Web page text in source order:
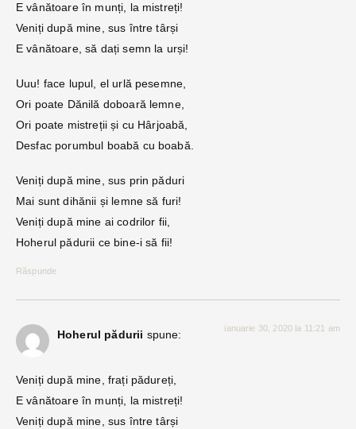
E vânătoare în munți, la mistreți!
Veniți după mine, sus între târși
E vânătoare, să dați semn la urși!
Uuu! face lupul, el urlă pesemne,
Ori poate Dănilă doboară lemne,
Ori poate mistreții și cu Hârjoabă,
Desfac porumbul boabă cu boabă.
Veniți după mine, sus prin păduri
Mai sunt dihănii și lemne să furi!
Veniți după mine ai codrilor fii,
Hoherul pădurii ce bine-i să fii!
Răspunde
Hoherul pădurii spune: ianuarie 30, 2020 la 11:21 am
Veniți după mine, frați pădureți,
E vânătoare în munți, la mistreți!
Veniți după mine, sus între târși